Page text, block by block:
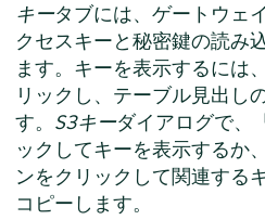
キータブには、ゲートウェ
クセスキーと秘密鍵の読み
ます。キーを表示するには
リックし、テーブル見出し
す。 S3キーダイアログで、
ックしてキーを表示するか
ンをクリックして関連する
コピーします。